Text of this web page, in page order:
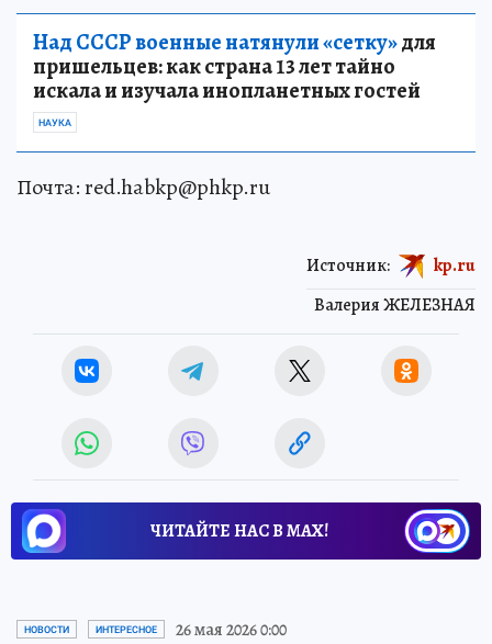
Над СССР военные натянули «сетку»для
пришельцев: как страна 13 лет тайно
искала и изучала инопланетных гостей
НАУКА
Почта: red.habkp@phkp.ru
Валерия ЖЕЛЕЗНАЯ
Источник: kp.ru
ЧИТАЙТЕ НАС В МАХ!
НОВОСТИ ИНТЕРЕСНОЕ 26 мая 2026 0:00